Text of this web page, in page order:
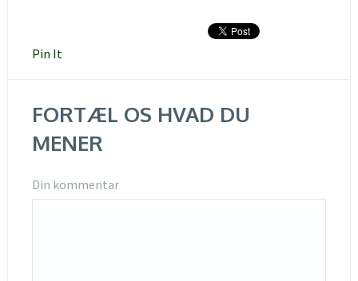
Pin It
FORTÆL OS HVAD DU
MENER
Din kommentar